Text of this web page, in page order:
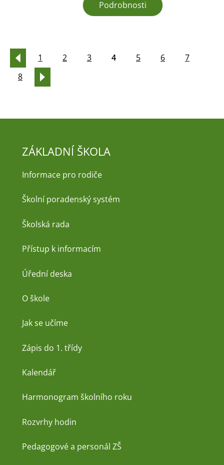
Podrobnosti
1 2 3 4 5 6
7
8
ZÁKLADNÍ ŠKOLA
Informace pro rodiče
Školní poradenský systém
Školská rada
Přístup k informacím
Úřední deska
O škole
Jak se učíme
Zápis do 1. třídy
Kalendář
Harmonogram školního roku
Rozvrhy hodin
Pedagogové a personál ZŠ